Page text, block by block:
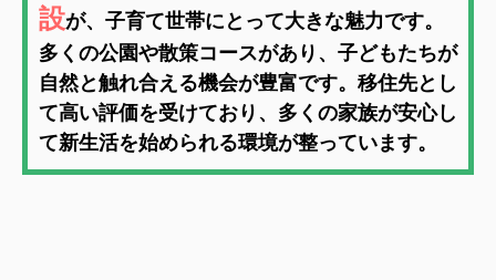
設が、子育て世帯にとって大きな魅力です。
多くの公園や散策コースがあり、子どもたちが
自然と触れ合える機会が豊富です。移住先とし
て高い評価を受けており、多くの家族が安心し
て新生活を始められる環境が整っています。